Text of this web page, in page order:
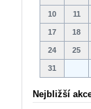
10 11
17 18
24 25
31
Nejbližší